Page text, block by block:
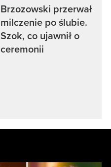
Brzozowski przerwał
milczenie po ślubie.
Szok, co ujawnił o
ceremonii